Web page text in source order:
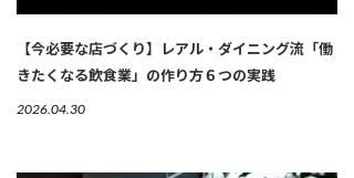
【今必要な店づくり】レアル・ダイニング流「働
きたくなる飲食業」の作り方６つの実践
2026.04.30